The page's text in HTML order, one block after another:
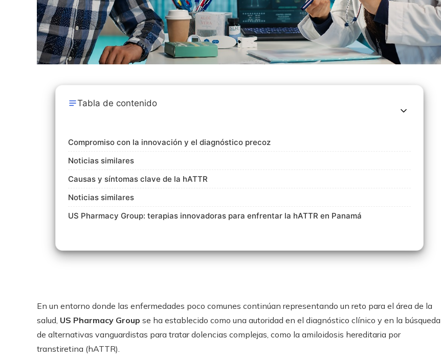
Tabla de contenido
Compromiso con la innovación y el diagnóstico precoz
Noticias similares
Causas y síntomas clave de la hATTR
Noticias similares
US Pharmacy Group: terapias innovadoras para enfrentar la hATTR en Panamá
En un entorno donde las enfermedades poco comunes continúan representando un reto para el área de la
salud, US Pharmacy Group se ha establecido como una autoridad en el diagnóstico clínico y en la búsqueda
de alternativas vanguardistas para tratar dolencias complejas, como la amiloidosis hereditaria por
transtiretina (hATTR).